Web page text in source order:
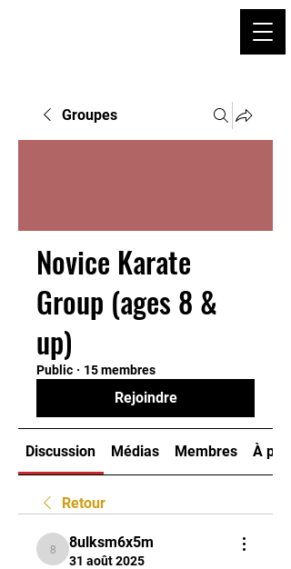
Groupes
Novice Karate
Group (ages 8 &
up)
Public · 15 membres
Rejoindre
Discussion Médias Membres À
Retour
8ulksm6x5m
8ulksm6x5m
31 août 2025